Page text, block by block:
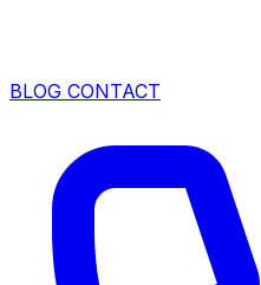
BLOG CONTACT